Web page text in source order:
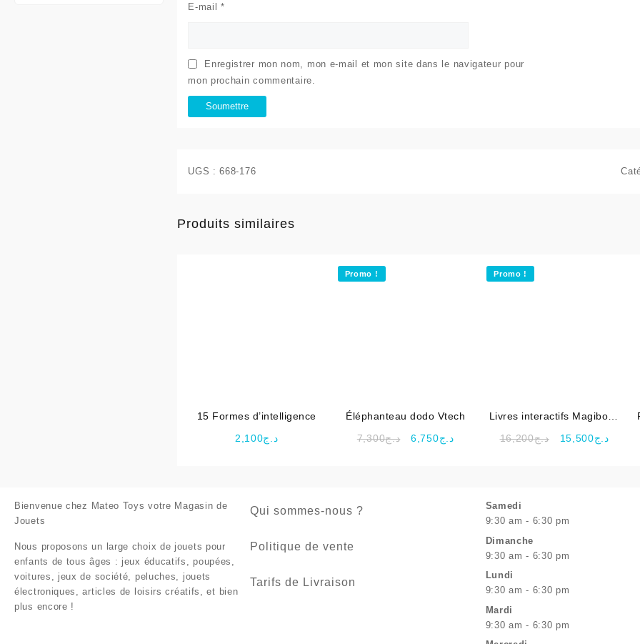
E-mail*
Enregistrer mon nom, mon e-mail et mon site dans le navigateur pour
mon prochain commentaire.
UGS :668-176
Produits similaires
15 Formes d’intelligence
د.ج2,100
Promo !
Éléphanteau dodo Vtech
د.ج7,300
Le
د.ج6,750
Le
Promo !
Livres interactifs Magibook
د.ج16,200
Le
د.ج15,500
Le
Bienvenue chez Mateo Toys votre Magasin de
Jouets
Nous proposons un large choix de jouets pour
enfants de tous âges : jeux éducatifs, poupées,
voitures, jeux de société, peluches, jouets
électroniques, articles de loisirs créatifs, et bien
plus encore !
Qui sommes-nous ?
Politique de vente
Tarifs de Livraison
Samedi
9:30 am - 6:30 pm
Dimanche
9:30 am - 6:30 pm
Lundi
9:30 am - 6:30 pm
Mardi
9:30 am - 6:30 pm